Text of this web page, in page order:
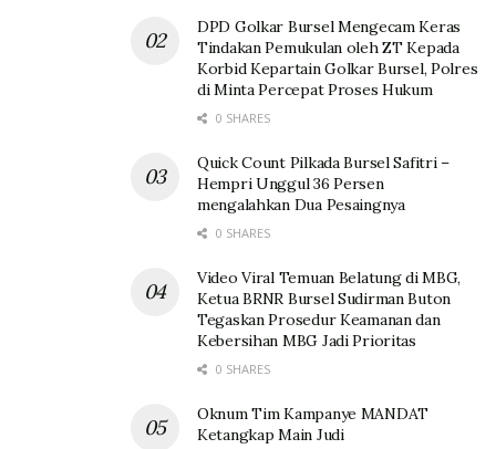
DPD Golkar Bursel Mengecam Keras
Tindakan Pemukulan oleh ZT Kepada
Korbid Kepartain Golkar Bursel, Polres
di Minta Percepat Proses Hukum
0 SHARES
Quick Count Pilkada Bursel Safitri –
Hempri Unggul 36 Persen
mengalahkan Dua Pesaingnya
0 SHARES
Video Viral Temuan Belatung di MBG,
Ketua BRNR Bursel Sudirman Buton
Tegaskan Prosedur Keamanan dan
Kebersihan MBG Jadi Prioritas
0 SHARES
Oknum Tim Kampanye MANDAT
Ketangkap Main Judi